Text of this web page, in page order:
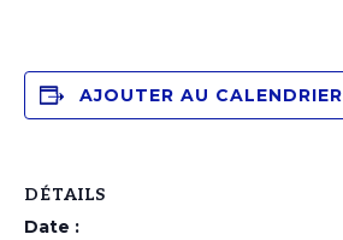
AJOUTER AU CALENDRIER
DÉTAILS
Date :